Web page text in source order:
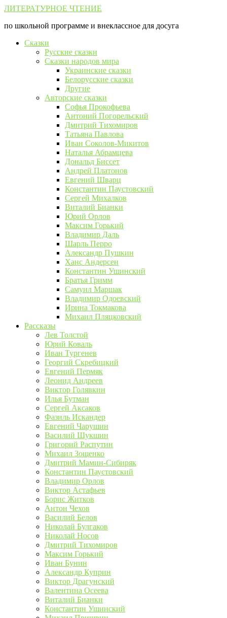
Перейти
контенту
ЛИТЕРАТУРНОЕ ЧТЕНИЕ
по школьной программе и внеклассное для досуга
Сказки
Русские сказки
Сказки народов мира
Украинские сказки
Белорусские сказки
Другие
Авторские сказки
Софья Прокофьева
Антоний Погорельский
Дмитрий Тихомиров
Татьяна Павлова
Иван Соколов-Микитов
Наталья Абрамцева
Дональд Биссет
Андрей Платонов
Евгений Шварц
Константин Паустовский
Сергей Михалков
Виталий Бианки
Юрий Орлов
Максим Горький
Владимир Даль
Шарль Перро
Александр Пушкин
Ханс Андерсен
Константин Ушинский
Братья Гримм
Самуил Маршак
Владимир Одоевский
Ирина Токмакова
Михаил Пляцковский
Рассказы
Лев Толстой
Юрий Коваль
Иван Тургенев
Георгий Скребицкий
Евгений Пермяк
Леонид Андреев
Виктор Голявкин
Илья Бутман
Сергей Аксаков
Фазиль Искандер
Евгений Чарушин
Василий Шукшин
Григорий Распутин
Михаил Зощенко
Дмитрий Мамин-Сибиряк
Константин Паустовский
Владимир Орлов
Виктор Астафьев
Борис Житков
Антон Чехов
Василий Белов
Николай Булгаков
Николай Носов
Дмитрий Тихомиров
Максим Горький
Иван Бунин
Александр Куприн
Виктор Драгунский
Валентина Осеева
Виталий Бианки
Константин Ушинский